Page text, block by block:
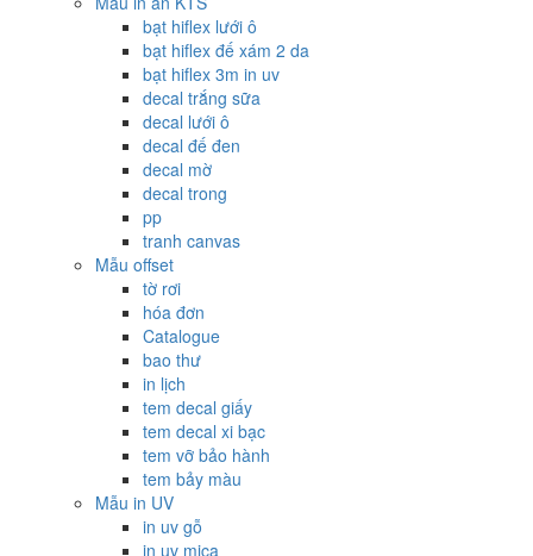
bạt hiflex lưới ô
bạt hiflex đế xám 2 da
bạt hiflex 3m in uv
decal trắng sữa
decal lưới ô
decal đế đen
decal mờ
decal trong
pp
tranh canvas
Mẫu offset
tờ rơi
hóa đơn
Catalogue
bao thư
in lịch
tem decal giấy
tem decal xi bạc
tem vỡ bảo hành
tem bảy màu
Mẫu in UV
in uv gỗ
in uv mica